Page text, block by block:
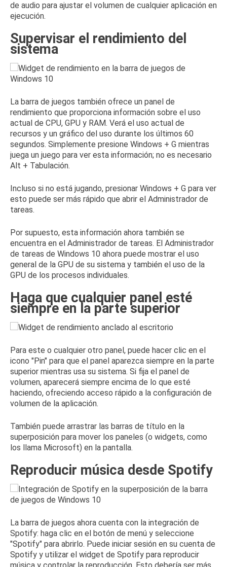
de audio para ajustar el volumen de cualquier aplicación en
ejecución.
Supervisar el rendimiento del
sistema
La barra de juegos también ofrece un panel de
rendimiento que proporciona información sobre el uso
actual de CPU, GPU y RAM. Verá el uso actual de
recursos y un gráfico del uso durante los últimos 60
segundos. Simplemente presione Windows + G mientras
juega un juego para ver esta información; no es necesario
Alt + Tabulación.
Incluso si no está jugando, presionar Windows + G para ver
esto puede ser más rápido que abrir el Administrador de
tareas.
Por supuesto, esta información ahora también se
encuentra en el Administrador de tareas. El Administrador
de tareas de Windows 10 ahora puede mostrar el uso
general de la GPU de su sistema y también el uso de la
GPU de los procesos individuales.
Haga que cualquier panel esté
siempre en la parte superior
Para este o cualquier otro panel, puede hacer clic en el
icono "Pin" para que el panel aparezca siempre en la parte
superior mientras usa su sistema. Si fija el panel de
volumen, aparecerá siempre encima de lo que esté
haciendo, ofreciendo acceso rápido a la configuración de
volumen de la aplicación.
También puede arrastrar las barras de título en la
superposición para mover los paneles (o widgets, como
los llama Microsoft) en la pantalla.
Reproducir música desde Spotify
La barra de juegos ahora cuenta con la integración de
Spotify: haga clic en el botón de menú y seleccione
"Spotify" para abrirlo. Puede iniciar sesión en su cuenta de
Spotify y utilizar el widget de Spotify para reproducir